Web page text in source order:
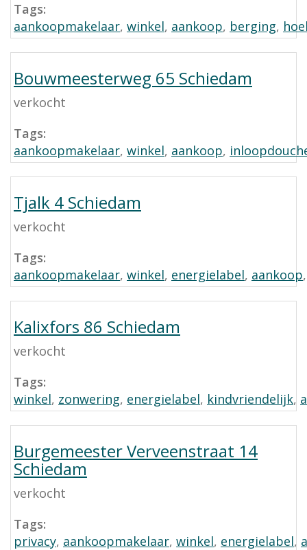
Tags:
aankoopmakelaar, winkel, aankoop, berging,
Bouwmeesterweg 65 Schiedam
verkocht
Tags:
aankoopmakelaar, winkel, aankoop,
Tjalk 4 Schiedam
verkocht
Tags:
aankoopmakelaar, winkel, energielabel, aankoop
Kalixfors 86 Schiedam
verkocht
Tags:
winkel, zonwering, energielabel, kindvriendelijk,
Burgemeester Verveenstraat 14
Schiedam
verkocht
Tags:
privacy, aankoopmakelaar, winkel, energielabel,